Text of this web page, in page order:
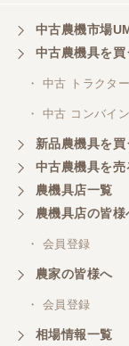
中古農機市場
中古農機具を買
・ 中古 トラクター
・ 中古 コンバイン
新品農機具を買
中古農機具を売
農機具店一覧
農機具店の皆様
・ 会員登録
農家の皆様へ
・ 会員登録
相場情報一覧